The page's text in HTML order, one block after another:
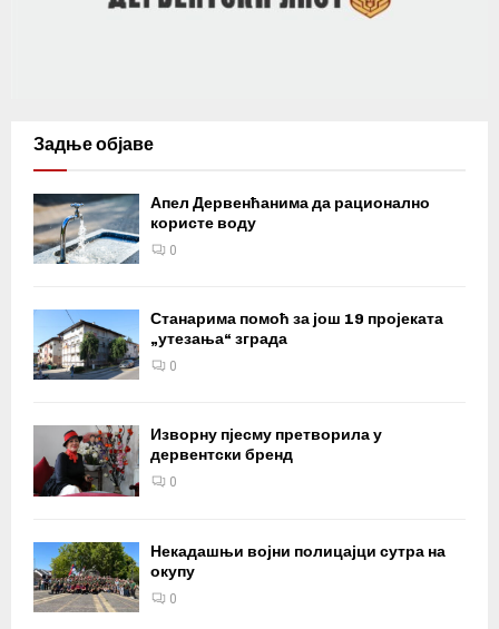
Задње објаве
Апел Дервенћанима да рационално
користе воду
0
Станарима помоћ за још 19 пројеката
„утезања“ зграда
0
Изворну пјесму претворила у
дервентски бренд
0
Некадашњи војни полицајци сутра на
окупу
0